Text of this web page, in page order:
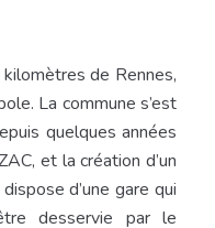
de Rennes,
La commune s’est
quelques années
et la création d’un
d’une gare qui
desservie par le